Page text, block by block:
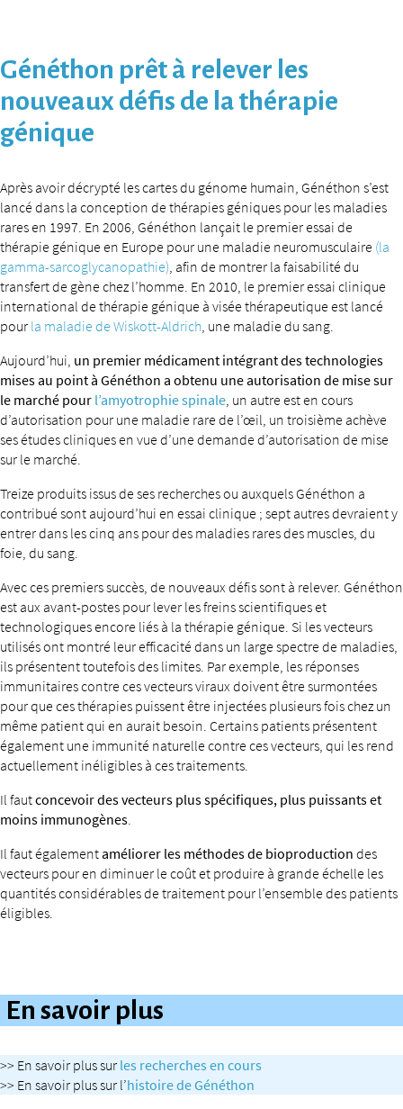
Généthon prêt à relever les
nouveaux défis de la thérapie
génique
Après avoir décrypté les cartes du génome humain, Généthon s’est
lancé dans la conception de thérapies géniques pour les maladies
rares en 1997. En 2006, Généthon lançait le premier essai de
thérapie génique en Europe pour une maladie neuromusculaire (la
gamma-sarcoglycanopathie), afin de montrer la faisabilité du
transfert de gène chez l’homme. En 2010, le premier essai clinique
international de thérapie génique à visée thérapeutique est lancé
pour la maladie de Wiskott-Aldrich, une maladie du sang.
Aujourd’hui, un premier médicament intégrant des technologies
mises au point à Généthon a obtenu une autorisation de mise sur
le marché pour l’amyotrophie spinale, un autre est en cours
d’autorisation pour une maladie rare de l’œil, un troisième achève
ses études cliniques en vue d’une demande d’autorisation de mise
sur le marché.
Treize produits issus de ses recherches ou auxquels Généthon a
contribué sont aujourd’hui en essai clinique ; sept autres devraient y
entrer dans les cinq ans pour des maladies rares des muscles, du
foie, du sang.
Avec ces premiers succès, de nouveaux défis sont à relever. Généthon
est aux avant-postes pour lever les freins scientifiques et
technologiques encore liés à la thérapie génique. Si les vecteurs
utilisés ont montré leur efficacité dans un large spectre de maladies,
ils présentent toutefois des limites. Par exemple, les réponses
immunitaires contre ces vecteurs viraux doivent être surmontées
pour que ces thérapies puissent être injectées plusieurs fois chez un
même patient qui en aurait besoin. Certains patients présentent
également une immunité naturelle contre ces vecteurs, qui les rend
actuellement inéligibles à ces traitements.
Il fautconcevoir des vecteurs plus spécifiques, plus puissants et
moins immunogènes.
Il faut égalementaméliorer les méthodes de bioproduction des
vecteurs pour en diminuer le coût et produire à grande échelle les
quantités considérables de traitement pour l’ensemble des patients
éligibles.
En savoir plus
>> En savoir plus sur les recherches en cours
>> En savoir plus sur l’histoire de Généthon